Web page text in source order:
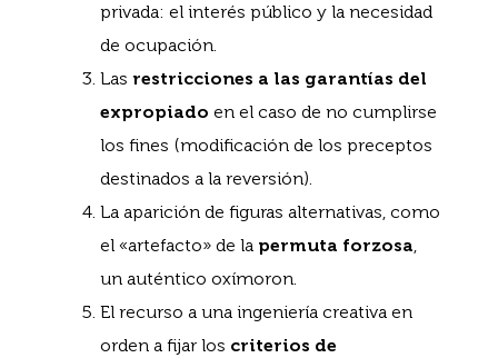
privada: el interés público y la necesidad
de ocupación.
Las restricciones a las garantías del
expropiado en el caso de no cumplirse
los fines (modificación de los preceptos
destinados a la reversión).
La aparición de figuras alternativas, como
el «artefacto» de la permuta forzosa,
un auténtico oxímoron.
El recurso a una ingeniería creativa en
orden a fijar los criterios de